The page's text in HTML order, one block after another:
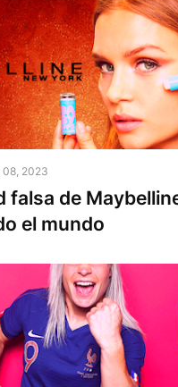
08, 2023
falsa de
el mundo